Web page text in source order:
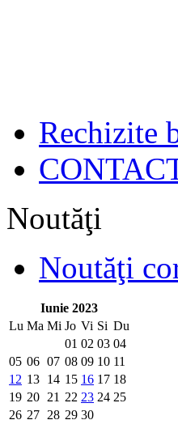
Rechizite
Noutăţi
Noutăţi
Iunie 2023
Lu Ma Mi Jo Vi Si Du
01 02 03 04
05 06 07 08 09 10 11
12 13 14 15 16 17 18
19 20 21 22 23 24 25
26 27 28 29 30